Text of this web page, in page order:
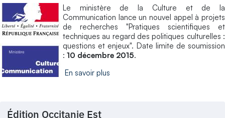
Le ministère de la Culture et de la
Communication lance un nouvel appel à projets
de recherches "Pratiques scientifiques et
techniques au regard des politiques culturelles :
questions et enjeux". Date limite de soumission
: 10 décembre 2015.
En savoir plus
Édition Occitanie Est